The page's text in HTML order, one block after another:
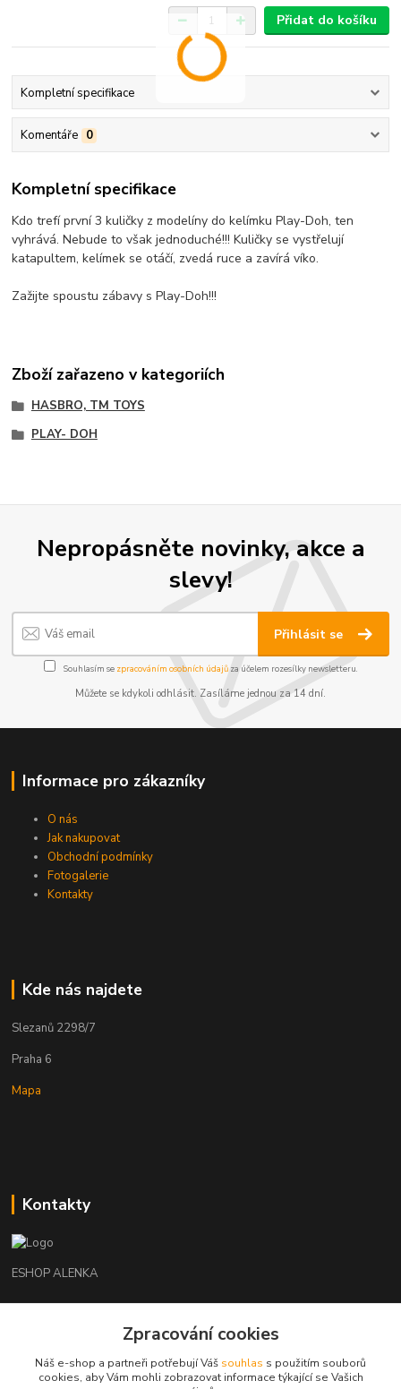
Přidat do košíku
Kompletní specifikace
Komentáře 0
Kompletní specifikace
Kdo trefí první 3 kuličky z modelíny do kelímku Play-Doh, ten
vyhrává. Nebude to však jednoduché!!! Kuličky se vystřelují
katapultem, kelímek se otáčí, zvedá ruce a zavírá víko.
Zažijte spoustu zábavy s Play-Doh!!!
Zboží zařazeno v kategoriích
HASBRO, TM TOYS
PLAY- DOH
Nepropásněte novinky, akce a
slevy!
Přihlásit se
Souhlasím se zpracováním osobních údajůza účelem rozesílky newsletteru.
Můžete se kdykoli odhlásit. Zasíláme jednou za 14 dní.
Informace pro zákazníky
O nás
Jak nakupovat
Obchodní podmínky
Fotogalerie
Kontakty
Kde nás najdete
Slezanů 2298/7
Praha 6
Mapa
Kontakty
ESHOP ALENKA
+420602541312
orechovka@inmes.cz
Zpracování cookies
Náš e-shop a partneři potřebují Váš souhlas s použitím souborů
cookies, aby Vám mohli zobrazovat informace týkající se Vašich